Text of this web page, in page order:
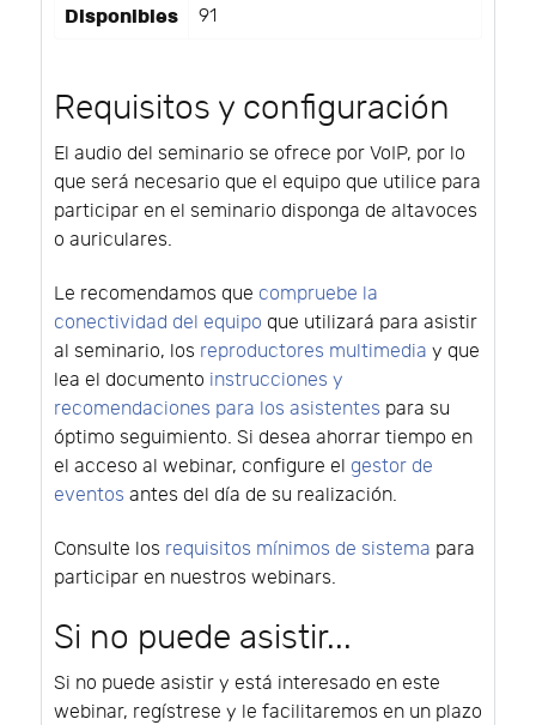
Disponibles 91
Requisitos y configuración
El audio del seminario se ofrece por VoIP, por lo
que será necesario que el equipo que utilice para
participar en el seminario disponga de altavoces
o auriculares.
Le recomendamos que compruebe la
conectividad del equipo que utilizará para asistir
al seminario, los reproductores multimedia y que
lea el documento instrucciones y
recomendaciones para los asistentes para su
óptimo seguimiento. Si desea ahorrar tiempo en
el acceso al webinar, configure el gestor de
eventos antes del día de su realización.
Consulte los requisitos mínimos de sistema para
participar en nuestros webinars.
Si no puede asistir...
Si no puede asistir y está interesado en este
webinar, regístrese y le facilitaremos en un plazo